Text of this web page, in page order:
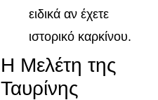
ειδικά αν έχετε
ιστορικό καρκίνου.
Η Μελέτη της
Ταυρίνης